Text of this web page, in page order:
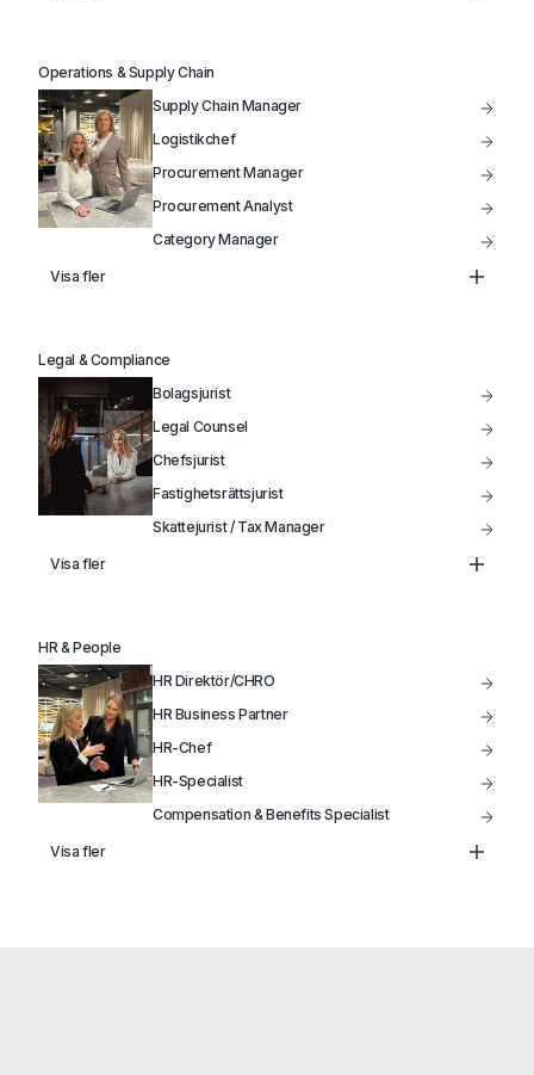
Säljchef
Produktutveckling
Operations & Supply Chain
Supply Chain Manager
Logistikchef
Procurement Manager
Procurement Analyst
Category Manager
Visa fler
Legal & Compliance
Bolagsjurist
Legal Counsel
Chefsjurist
Fastighetsrättsjurist
Skattejurist / Tax Manager
Visa fler
HR & People
HR Direktör/CHRO
HR Business Partner
HR-Chef
HR-Specialist
Compensation & Benefits Specialist
Visa fler